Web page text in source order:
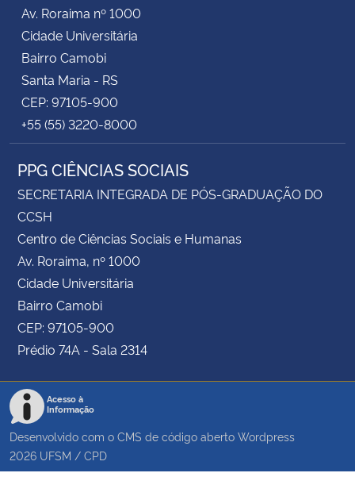
Av. Roraima nº 1000
Cidade Universitária
Bairro Camobi
Santa Maria - RS
CEP: 97105-900
+55 (55) 3220-8000
PPG CIÊNCIAS SOCIAIS
SECRETARIA INTEGRADA DE PÓS-GRADUAÇÃO DO
CCSH
Centro de Ciências Sociais e Humanas
Av. Roraima, nº 1000
Cidade Universitária
Bairro Camobi
CEP: 97105-900
Prédio 74A - Sala 2314
Acesso à
Informação
Desenvolvido com o CMS de código aberto Wordpress
2026 UFSM / CPD